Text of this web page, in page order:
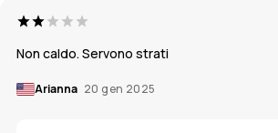
Non caldo. Servono strati
Arianna 20 gen 2025